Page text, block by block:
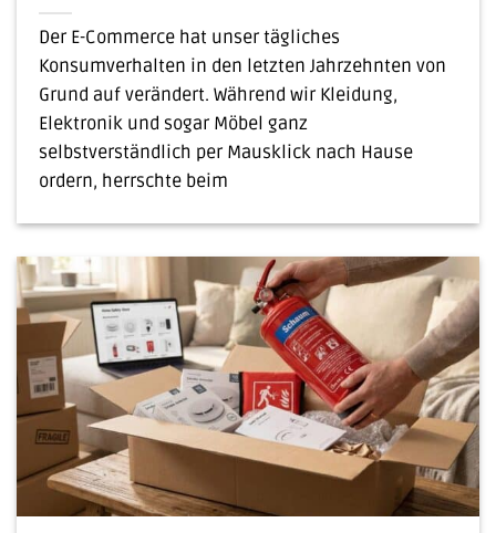
Der E-Commerce hat unser tägliches
Konsumverhalten in den letzten Jahrzehnten von
Grund auf verändert. Während wir Kleidung,
Elektronik und sogar Möbel ganz
selbstverständlich per Mausklick nach Hause
ordern, herrschte beim